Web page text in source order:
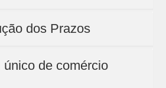
dos Prazos
único de comércio